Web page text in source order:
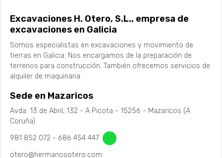
Excavaciones H. Otero, S.L., empresa de
excavaciones en Galicia
Somos especialistas en excavaciones y movimiento de
tierras en Galicia. Nos encargamos de la preparación de
terrenos para construcción. También ofrecemos servicios de
alquiler de maquinaria.
Sede en Mazaricos
Avda. 13 de Abril, 132 - A Picota - 15256 - Mazaricos (A
Coruña)
981 852 072 - 686 454 447
otero@hermanosotero.com